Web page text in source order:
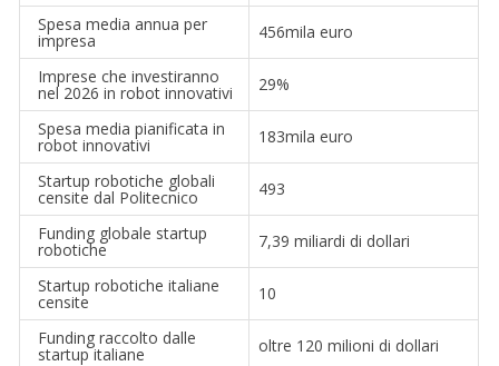
Spesa media annua per
impresa 456mila euro
Imprese che investiranno
nel 2026 in robot innovativi 29%
Spesa media pianificata in
robot innovativi 183mila euro
Startup robotiche globali
censite dal Politecnico 493
Funding globale startup
robotiche 7,39 miliardi di dollari
Startup robotiche italiane
censite 10
Funding raccolto dalle
startup italiane oltre 120 milioni di dollari